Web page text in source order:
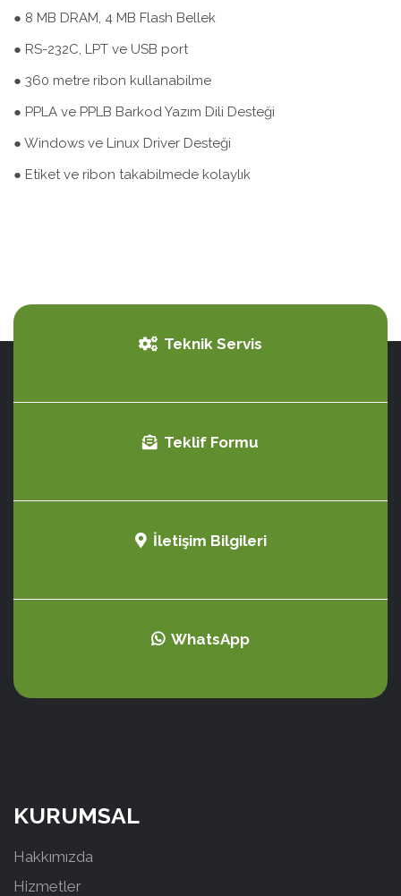
● 8 MB DRAM, 4 MB Flash Bellek
● RS-232C, LPT ve USB port
● 360 metre ribon kullanabilme
● PPLA ve PPLB Barkod Yazım Dili Desteği
● Windows ve Linux Driver Desteği
● Etiket ve ribon takabilmede kolaylık
Teknik Servis
Teklif Formu
İletişim Bilgileri
WhatsApp
KURUMSAL
Hakkımızda
Hizmetler